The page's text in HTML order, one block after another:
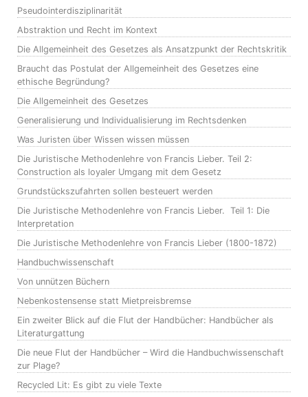
Pseudointerdisziplinarität
Abstraktion und Recht im Kontext
Die Allgemeinheit des Gesetzes als Ansatzpunkt der Rechtskritik
Braucht das Postulat der Allgemeinheit des Gesetzes eine
ethische Begründung?
Die Allgemeinheit des Gesetzes
Generalisierung und Individualisierung im Rechtsdenken
Was Juristen über Wissen wissen müssen
Die Juristische Methodenlehre von Francis Lieber. Teil 2:
Construction als loyaler Umgang mit dem Gesetz
Grundstückszufahrten sollen besteuert werden
Die Juristische Methodenlehre von Francis Lieber. Teil 1: Die
Interpretation
Die Juristische Methodenlehre von Francis Lieber (1800-1872)
Handbuchwissenschaft
Von unnützen Büchern
Nebenkostensense statt Mietpreisbremse
Ein zweiter Blick auf die Flut der Handbücher: Handbücher als
Literaturgattung
Die neue Flut der Handbücher – Wird die Handbuchwissenschaft
zur Plage?
Recycled Lit: Es gibt zu viele Texte